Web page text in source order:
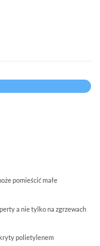
pomieścić małe
a nie tylko na zgrzewach
polietylenem